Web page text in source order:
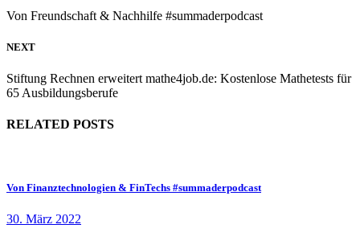
Von Freundschaft & Nachhilfe #summaderpodcast
NEXT
Stiftung Rechnen erweitert mathe4job.de: Kostenlose Mathetests für
65 Ausbildungsberufe
RELATED POSTS
Von Finanztechnologien & FinTechs #summaderpodcast
30. März 2022